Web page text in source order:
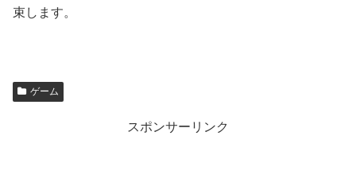
束します。
ゲーム
スポンサーリンク